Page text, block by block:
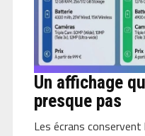
Un affichage
presque pas
Les écrans